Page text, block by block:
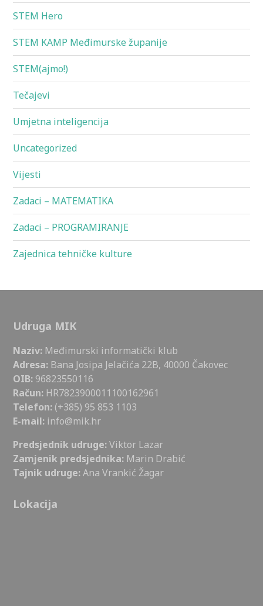
STEM Hero
STEM KAMP Međimurske županije
STEM(ajmo!)
Tečajevi
Umjetna inteligencija
Uncategorized
Vijesti
Zadaci – MATEMATIKA
Zadaci – PROGRAMIRANJE
Zajednica tehničke kulture
Udruga MIK
Naziv: Međimurski informatički klub
Adresa: Bana Josipa Jelačića 22B, 40000 Čakovec
OIB: 96823550116
Račun: HR7823900011100162961
Telefon: (+385) 95 853 1103
E-mail: info@mik.hr
Predsjednik udruge:Viktor Lazar
Zamjenik predsjednika: Marin Drabić
Tajnik udruge:Ana Vrankić Žagar
Lokacija